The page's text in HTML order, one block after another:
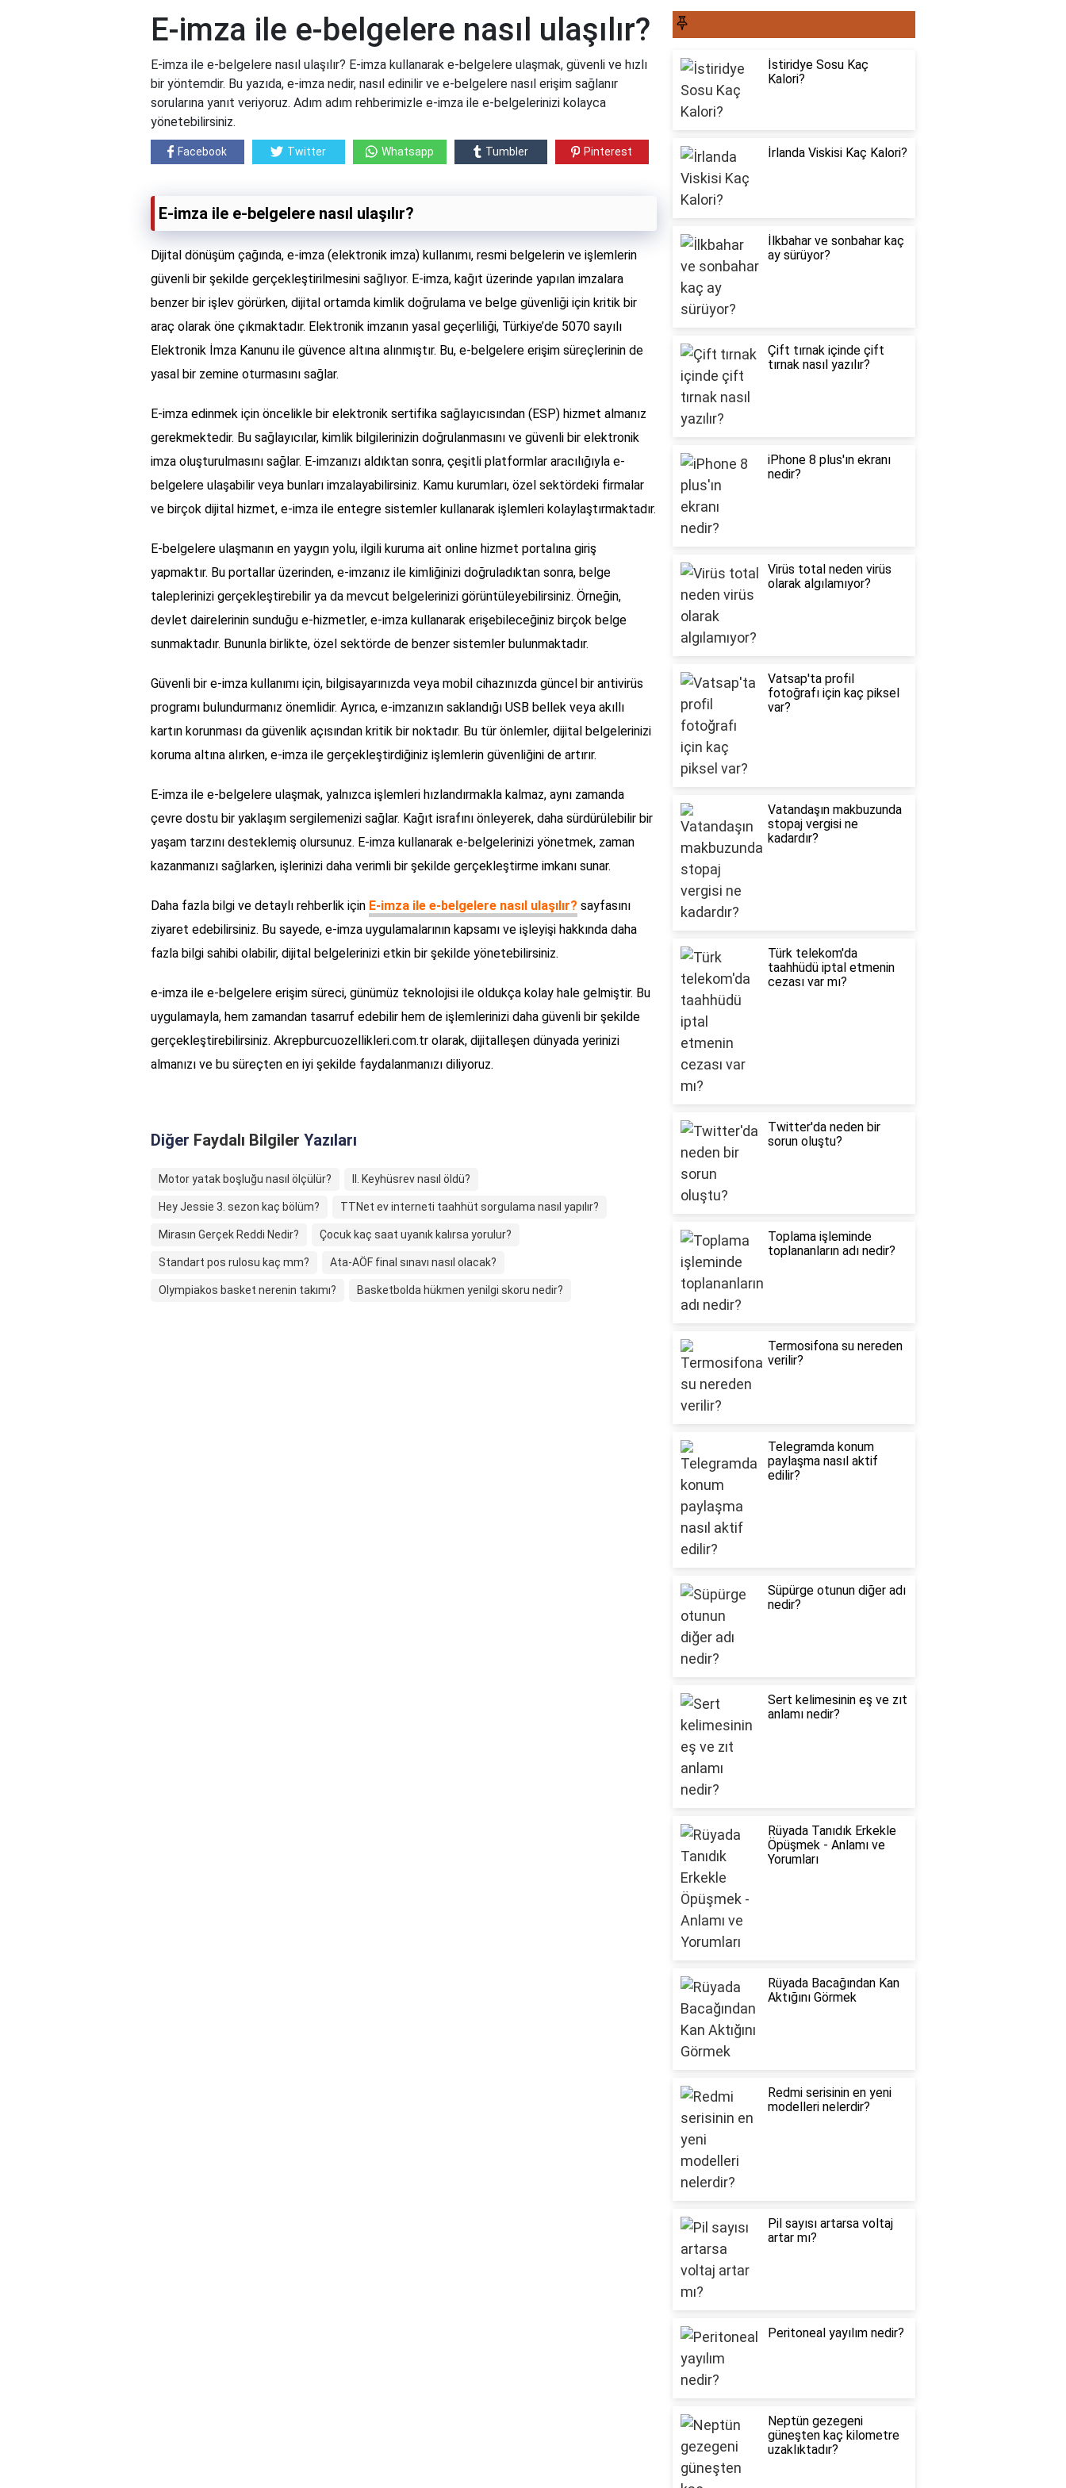
E-imza ile e-belgelere nasıl ulaşılır?
E-imza ile e-belgelere nasıl ulaşılır? E-imza kullanarak e-belgelere ulaşmak, güvenli ve hızlı
bir yöntemdir. Bu yazıda, e-imza nedir, nasıl edinilir ve e-belgelere nasıl erişim sağlanır
sorularına yanıt veriyoruz. Adım adım rehberimizle e-imza ile e-belgelerinizi kolayca
yönetebilirsiniz.
Facebook Twitter Whatsapp Tumbler Pinterest
E-imza ile e-belgelere nasıl ulaşılır?
Dijital dönüşüm çağında, e-imza (elektronik imza) kullanımı, resmi belgelerin ve işlemlerin
güvenli bir şekilde gerçekleştirilmesini sağlıyor. E-imza, kağıt üzerinde yapılan imzalara
benzer bir işlev görürken, dijital ortamda kimlik doğrulama ve belge güvenliği için kritik bir
araç olarak öne çıkmaktadır. Elektronik imzanın yasal geçerliliği, Türkiye’de 5070 sayılı
Elektronik İmza Kanunu ile güvence altına alınmıştır. Bu, e-belgelere erişim süreçlerinin de
yasal bir zemine oturmasını sağlar.
E-imza edinmek için öncelikle bir elektronik sertifika sağlayıcısından (ESP) hizmet almanız
gerekmektedir. Bu sağlayıcılar, kimlik bilgilerinizin doğrulanmasını ve güvenli bir elektronik
imza oluşturulmasını sağlar. E-imzanızı aldıktan sonra, çeşitli platformlar aracılığıyla e-
belgelere ulaşabilir veya bunları imzalayabilirsiniz. Kamu kurumları, özel sektördeki firmalar
ve birçok dijital hizmet, e-imza ile entegre sistemler kullanarak işlemleri kolaylaştırmaktadır.
E-belgelere ulaşmanın en yaygın yolu, ilgili kuruma ait online hizmet portalına giriş
yapmaktır. Bu portallar üzerinden, e-imzanız ile kimliğinizi doğruladıktan sonra, belge
taleplerinizi gerçekleştirebilir ya da mevcut belgelerinizi görüntüleyebilirsiniz. Örneğin,
devlet dairelerinin sunduğu e-hizmetler, e-imza kullanarak erişebileceğiniz birçok belge
sunmaktadır. Bununla birlikte, özel sektörde de benzer sistemler bulunmaktadır.
Güvenli bir e-imza kullanımı için, bilgisayarınızda veya mobil cihazınızda güncel bir antivirüs
programı bulundurmanız önemlidir. Ayrıca, e-imzanızın saklandığı USB bellek veya akıllı
kartın korunması da güvenlik açısından kritik bir noktadır. Bu tür önlemler, dijital belgelerinizi
koruma altına alırken, e-imza ile gerçekleştirdiğiniz işlemlerin güvenliğini de artırır.
E-imza ile e-belgelere ulaşmak, yalnızca işlemleri hızlandırmakla kalmaz, aynı zamanda
çevre dostu bir yaklaşım sergilemenizi sağlar. Kağıt israfını önleyerek, daha sürdürülebilir bir
yaşam tarzını desteklemiş olursunuz. E-imza kullanarak e-belgelerinizi yönetmek, zaman
kazanmanızı sağlarken, işlerinizi daha verimli bir şekilde gerçekleştirme imkanı sunar.
Daha fazla bilgi ve detaylı rehberlik için E-imza ile e-belgelere nasıl ulaşılır? sayfasını
ziyaret edebilirsiniz. Bu sayede, e-imza uygulamalarının kapsamı ve işleyişi hakkında daha
fazla bilgi sahibi olabilir, dijital belgelerinizi etkin bir şekilde yönetebilirsiniz.
e-imza ile e-belgelere erişim süreci, günümüz teknolojisi ile oldukça kolay hale gelmiştir. Bu
uygulamayla, hem zamandan tasarruf edebilir hem de işlemlerinizi daha güvenli bir şekilde
gerçekleştirebilirsiniz. Akrepburcuozellikleri.com.tr olarak, dijitalleşen dünyada yerinizi
almanızı ve bu süreçten en iyi şekilde faydalanmanızı diliyoruz.
Diğer Faydalı Bilgiler Yazıları
Motor yatak boşluğu nasıl ölçülür? II. Keyhüsrev nasıl öldü?
Hey Jessie 3. sezon kaç bölüm? TTNet ev interneti taahhüt sorgulama nasıl yapılır?
Mirasın Gerçek Reddi Nedir? Çocuk kaç saat uyanık kalırsa yorulur?
Standart pos rulosu kaç mm? Ata-AÖF final sınavı nasıl olacak?
Olympiakos basket nerenin takımı? Basketbolda hükmen yenilgi skoru nedir?
İstiridye Sosu Kaç
Kalori?
İrlanda Viskisi Kaç Kalori?
İlkbahar ve sonbahar kaç
ay sürüyor?
Çift tırnak içinde çift
tırnak nasıl yazılır?
iPhone 8 plus'ın ekranı
nedir?
Virüs total neden virüs
olarak algılamıyor?
Vatsap'ta profil
fotoğrafı için kaç piksel
var?
Vatandaşın makbuzunda
stopaj vergisi ne
kadardır?
Türk telekom'da
taahhüdü iptal etmenin
cezası var mı?
Twitter'da neden bir
sorun oluştu?
Toplama işleminde
toplananların adı nedir?
Termosifona su nereden
verilir?
Telegramda konum
paylaşma nasıl aktif
edilir?
Süpürge otunun diğer adı
nedir?
Sert kelimesinin eş ve zıt
anlamı nedir?
Rüyada Tanıdık Erkekle
Öpüşmek - Anlamı ve
Yorumları
Rüyada Bacağından Kan
Aktığını Görmek
Redmi serisinin en yeni
modelleri nelerdir?
Pil sayısı artarsa voltaj
artar mı?
Peritoneal yayılım nedir?
Neptün gezegeni
güneşten kaç kilometre
uzaklıktadır?